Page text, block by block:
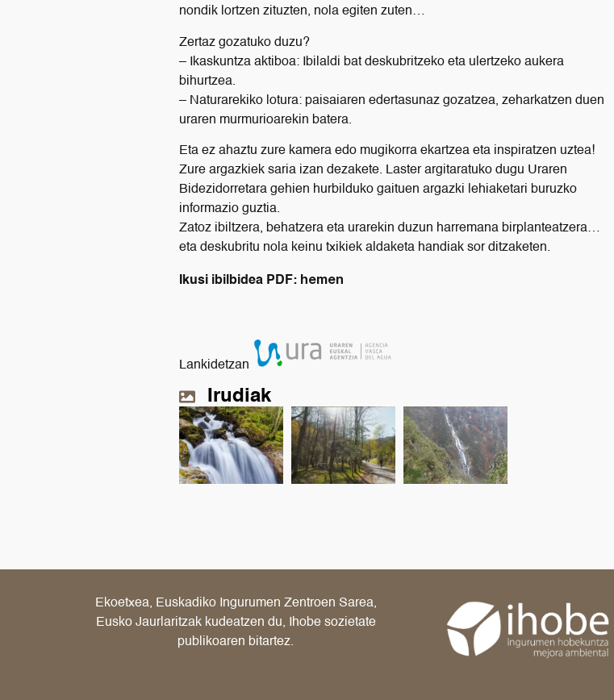
nondik lortzen zituzten, nola egiten zuten…
Zertaz gozatuko duzu?
– Ikaskuntza aktiboa: Ibilaldi bat deskubritzeko eta ulertzeko aukera
bihurtzea.
– Naturarekiko lotura: paisaiaren edertasunaz gozatzea, zeharkatzen duen
uraren murmurioarekin batera.
Eta ez ahaztu zure kamera edo mugikorra ekartzea eta inspiratzen uztea!
Zure argazkiek saria izan dezakete. Laster argitaratuko dugu Uraren
Bidezidorretara gehien hurbilduko gaituen argazki lehiaketari buruzko
informazio guztia.
Zatoz ibiltzera, behatzera eta urarekin duzun harremana birplanteatzera…
eta deskubritu nola keinu txikiek aldaketa handiak sor ditzaketen.
Ikusi ibilbidea PDF: hemen
Lankidetzan
Irudiak
Ekoetxea, Euskadiko Ingurumen Zentroen Sarea,
Eusko Jaurlaritzak kudeatzen du, Ihobe sozietate
publikoaren bitartez.